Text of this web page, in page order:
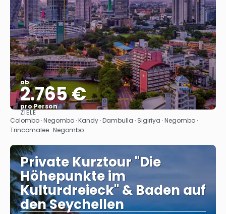
ab
2.765 €
pro Person
Sehen
ZIELE
Colombo · Negombo · Kandy · Dambulla · Sigiriya · Negombo ·
Trincomalee · Negombo
Private Kurztour "Die
Höhepunkte im
Kulturdreieck" & Baden auf
den Seychellen